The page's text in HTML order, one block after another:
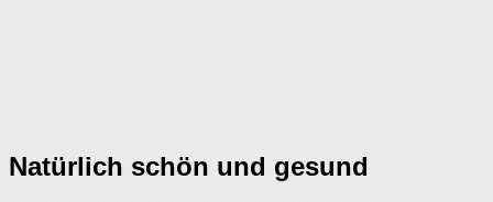
Natürlich schön und gesund